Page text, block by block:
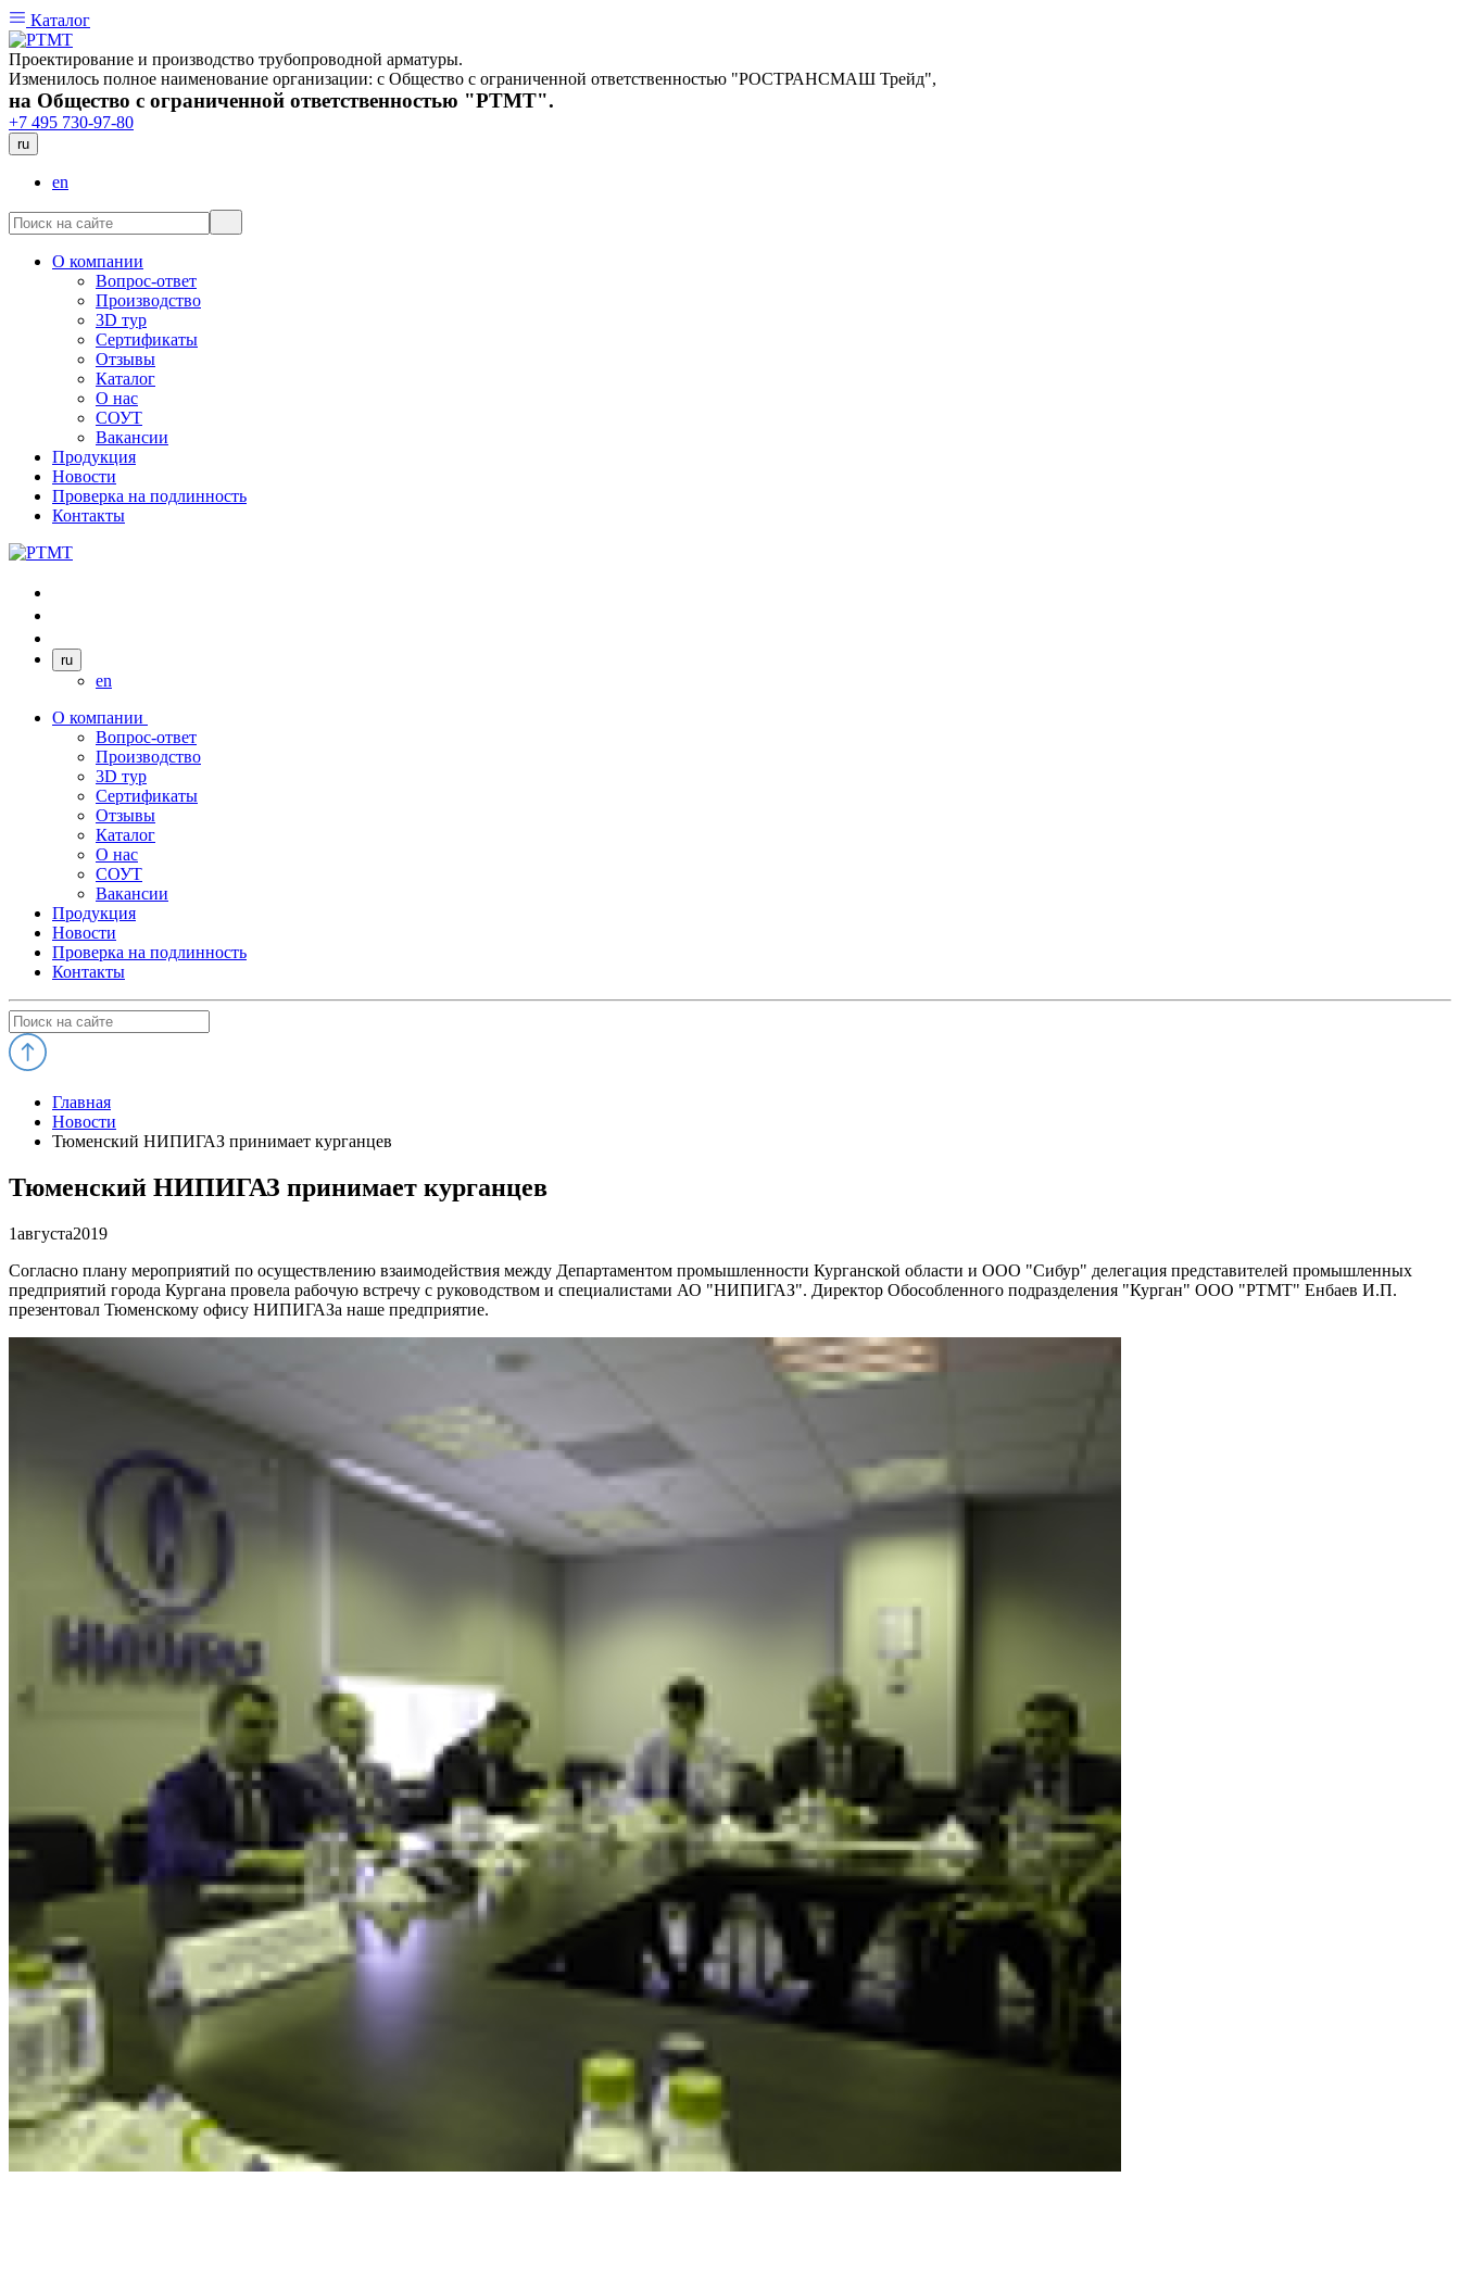
Каталог
Проектирование и производство трубопроводной арматуры.
Изменилось полное наименование организации: с Общество с ограниченной ответственностью "РОСТРАНСМАШ Трейд",
на Общество с ограниченной ответственностью "РТМТ".
+7 495 730-97-80
ru
en
О компании
Вопрос-ответ
Производство
3D тур
Сертификаты
Отзывы
Каталог
О нас
СОУТ
Вакансии
Продукция
Новости
Проверка на подлинность
Контакты
ru
en
О компании
Вопрос-ответ
Производство
3D тур
Сертификаты
Отзывы
Каталог
О нас
СОУТ
Вакансии
Продукция
Новости
Проверка на подлинность
Контакты
Главная
Новости
Тюменский НИПИГАЗ принимает курганцев
Тюменский НИПИГАЗ принимает курганцев
1августа2019
Согласно плану мероприятий по осуществлению взаимодействия между Департаментом промышленности Курганской области и ООО "Сибур" делегация представителей промышленных
предприятий города Кургана провела рабочую встречу с руководством и специалистами АО "НИПИГАЗ". Директор Обособленного подразделения "Курган" ООО "РТМТ" Енбаев И.П.
презентовал Тюменскому офису НИПИГАЗа наше предприятие.